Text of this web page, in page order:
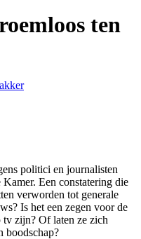
ten
politici en journalisten
Een constatering die
verworden tot generale
Is het een zegen voor de
zijn? Of laten ze zich
boodschap?